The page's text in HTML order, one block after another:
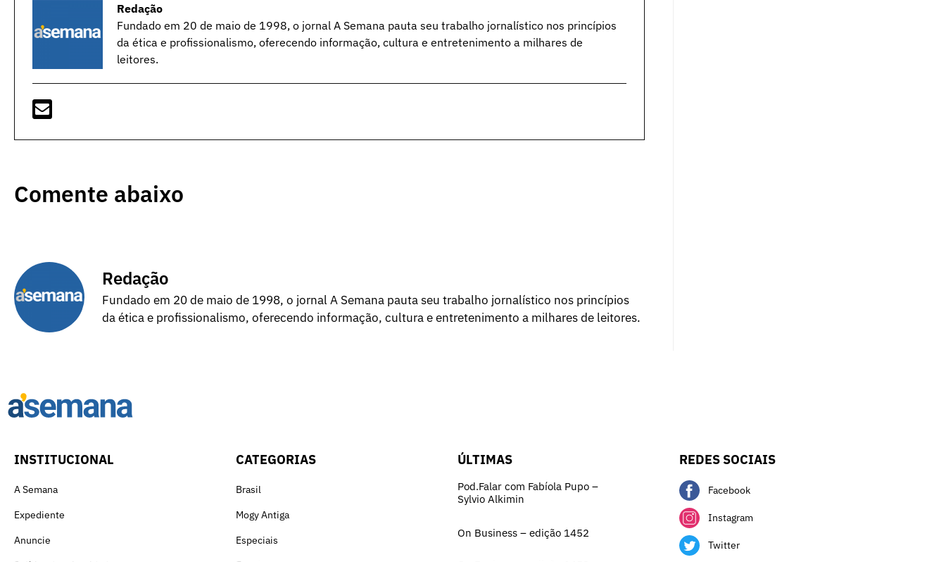
Redação
Fundado em 20 de maio de 1998, o jornal A Semana pauta seu trabalho jornalístico nos princípios
da ética e profissionalismo, oferecendo informação, cultura e entretenimento a milhares de
leitores.
Comente abaixo
Redação
Fundado em 20 de maio de 1998, o jornal A Semana pauta seu trabalho jornalístico nos princípios
da ética e profissionalismo, oferecendo informação, cultura e entretenimento a milhares de leitores.
INSTITUCIONAL
A Semana
Expediente
Anuncie
CATEGORIAS
Brasil
Mogy Antiga
Especiais
ÚLTIMAS
Pod.Falar com Fabíola Pupo –
Sylvio Alkimin
On Business – edição 1452
REDES SOCIAIS
Facebook
Instagram
Twitter